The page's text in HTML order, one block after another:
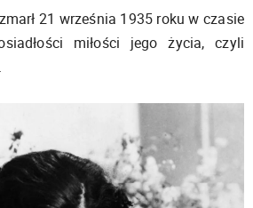
21 września 1935 roku w czasie
miłości jego życia, czyli